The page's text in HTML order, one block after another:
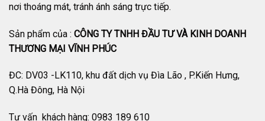
nơi thoáng mát, tránh ánh sáng trực tiếp.
Sản phẩm của : CÔNG TY TNHH ĐẦU TƯ VÀ KINH DOANH
THƯƠNG MẠI VĨNH PHÚC
ĐC: DV03 -LK110, khu đất dịch vụ Đìa Lão , P.Kiến Hưng,
Q.Hà Đông, Hà Nội
Tư vấn khách hàng: 0983 189 610